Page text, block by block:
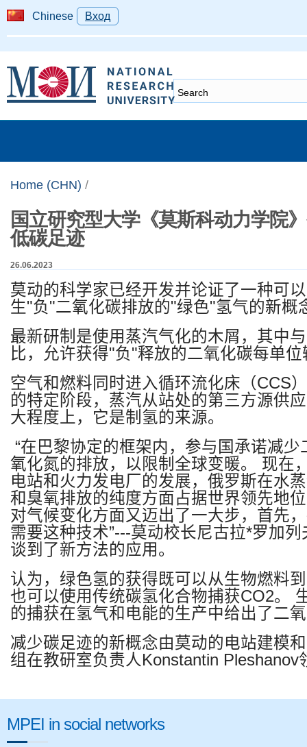
Chinese Вход
Home (CHN) /
国立研究型大学《莫斯科动力学院
低碳足迹
26.06.2023
莫动的科学家已经开发并论证了一种可
生"负"二氧化碳排放的"绿色"氢气的新概
最新研制是使用蒸汽气化的木屑，其中
比，允许获得"负"释放的二氧化碳每单
空气和燃料同时进入循环流化床（CCS
的特定阶段，蒸汽从站处的第三方源供
大程度上，它是制氢的来源。
“在巴黎协定的框架内，参与国承诺减
氧化氮的排放，以限制全球变暖。
现在
电站和火力发电厂的发展，俄罗斯在水
和臭氧排放的纯度方面占据世界领先地
对气候变化方面又迈出了一大步，首先
需要这种技术”---莫动校长尼古拉*罗加列
谈到了新方法的应用。
认为，绿色氢的获得既可以从生物燃料
也可以使用传统碳氢化合物捕获CO2。
的捕获在氢气和电能的生产中给出了二
减少碳足迹的新概念由莫动的电站建模
组在教研室负责人Konstantin Pleshanov
MPEI in social networks